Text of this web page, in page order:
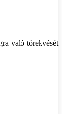
való törekvését